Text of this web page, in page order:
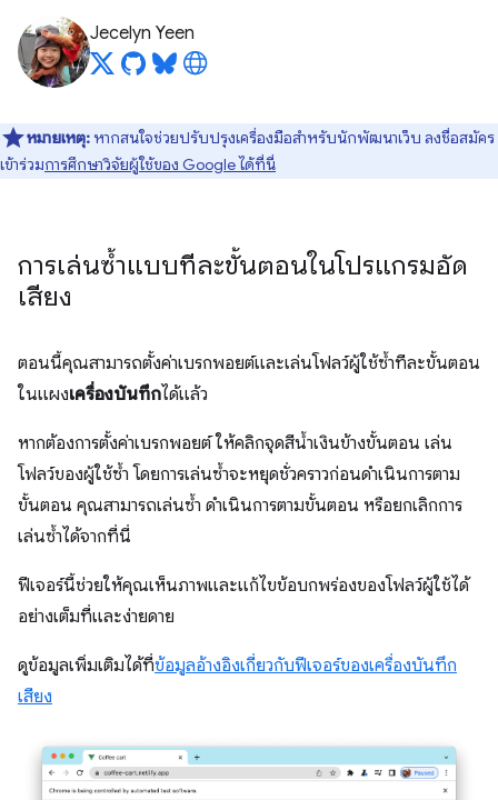
Jecelyn Yeen
หมายเหตุ: หากสนใจช่วยปรับปรุงเครื่องมือสำหรับนักพัฒนาเว็บ ลงชื่อสมัคร
เข้าร่วมการศึกษาวิจัยผู้ใช้ของ Google ได้ที่นี่
การเล่นซ้ำแบบทีละขั้นตอนในโปรแกรมอัด
เสียง
ตอนนี้คุณสามารถตั้งค่าเบรกพอยต์และเล่นโฟลว์ผู้ใช้ซ้ำทีละขั้นตอน
ในแผงเครื่องบันทึกได้แล้ว
หากต้องการตั้งค่าเบรกพอยต์ ให้คลิกจุดสีน้ำเงินข้างขั้นตอน เล่น
โฟลว์ของผู้ใช้ซ้ำ โดยการเล่นซ้ำจะหยุดชั่วคราวก่อนดำเนินการตาม
ขั้นตอน คุณสามารถเล่นซ้ำ ดำเนินการตามขั้นตอน หรือยกเลิกการ
เล่นซ้ำได้จากที่นี่
ฟีเจอร์นี้ช่วยให้คุณเห็นภาพและแก้ไขข้อบกพร่องของโฟลว์ผู้ใช้ได้
อย่างเต็มที่และง่ายดาย
ดูข้อมูลเพิ่มเติมได้ที่ข้อมูลอ้างอิงเกี่ยวกับฟีเจอร์ของเครื่องบันทึก
เสียง